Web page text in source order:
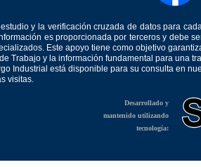
y la verificación cruzada de datos para
es proporcionada por terceros y debe
Este apoyo tiene como objetivo
Trabajo y la información fundamental para una
Industrial está disponible para su consulta en
visitas.
Desarrollado y
mantenido utilizando
tecnología: